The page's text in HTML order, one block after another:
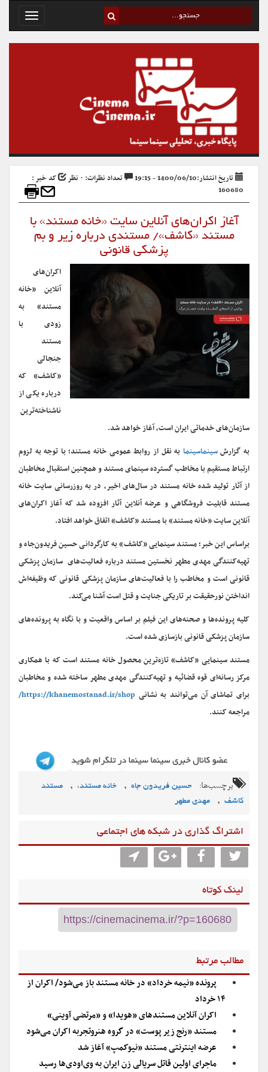
Toggle
تاریخ انتشار:1400/06/10 - 19:15 تعداد نظرات: ۰ نظر
کد خبر :
160680
آغاز اکران‌های آنلاین سایت «خانه مستند» با
مستند «کاشف»/ مستندی درباره زیر و بم
پزشکی قانونی
اکران‌‎های
آنلاین «خانه
مستند» به
زودی با
مستند
جنجالی
«کاشف» که
درباره یکی از
ناشناخته‌ترین
سازمان‌های خدماتی ایران است، آغاز خواهد شد.
به گزارشسینماسینما به نقل از روابط عمومی خانه مستند؛ با توجه به لزوم
ارتباط مستقیم با مخاطب گسترده سینمای مستند و همچنین استقبال مخاطبان
از آثار تولید شده خانه مستند در سال‌های اخیر، در به روزرسانی سایت خانه
مستند قابلیت فروشگاهی و عرضه آنلاین آثار افزوده شد که آغاز اکران‌های
آنلاین سایت «خانه مستند» با مستند «کاشف» اتفاق خواهد افتاد.
براساس این خبر؛ مستند سینمایی «کاشف» به کارگردانی حسین فریدون‌جاه و
تهیه‌کنندگی مهدی مطهر نخستین مستند درباره فعالیت‌های سازمان پزشکی
قانونی است و مخاطب را با فعالیت‌های سازمان پزشکی قانونی که وظیفه‌اش
انداختن نورحقیقت بر تاریکی جنایت و قتل است آشنا می‌کند.
کلیه‌ پرونده‌ها و صحنه‌های این فیلم بر اساس واقعیت و با نگاه به پرونده‌های
سازمان پزشکی قانونی بازسازی شده است.
مستند سینمایی «کاشف» تازه‌ترین محصول خانه مستند است که با همکاری
مرکز رسانه‌ای قوه قضائیه و تهیه‌کنندگی مهدی مطهر ساخته شده و مخاطبان
برای تماشای آن می‌توانند به نشانی https://khanemostanad.ir/shop/
مراجعه کنند.
برچسب‌ها: حسین فریدون جاه , خانه مستند، ,
مستند
کاشف , مهدی مطهر
اشتراگ گذاری در شبکه های اجتماعی
لینک کوتاه
مطالب مرتبط
پرونده «نیمه خرداد» در خانه مستند باز می‌شود/ اکران از
۱۴ خرداد
اکران آنلاین مستندهای «هویدا» و «مرتضی آوینی»
مستند «رنج زیر پوست» در گروه هنروتجربه اکران می‌شود
عرضه اینترنتی مستند «نیوکمپ» آغاز شد
ماجرای اولین قاتل سریالی زن ایران به وی‌اودی‌ها رسید